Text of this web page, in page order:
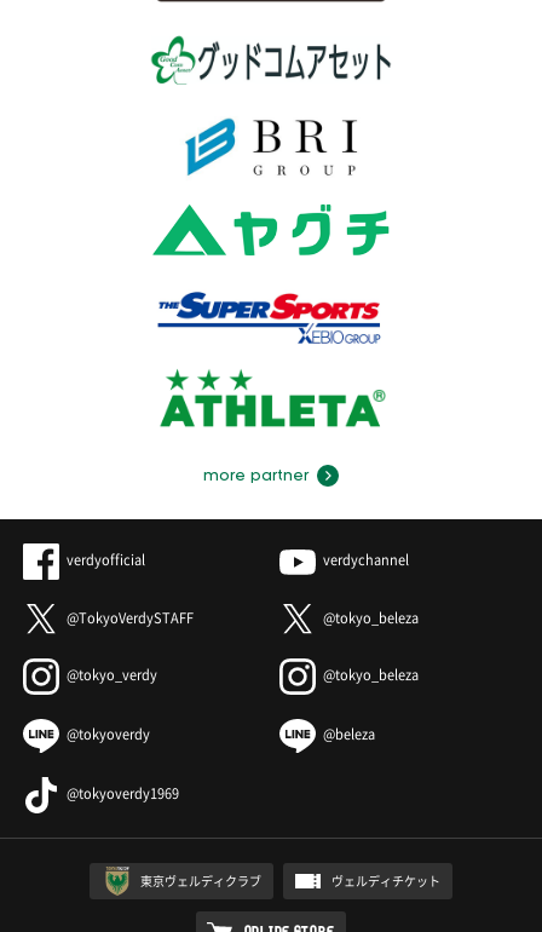
more partner
verdyofficial verdychannel
@TokyoVerdySTAFF @tokyo_beleza
@tokyo_verdy @tokyo_beleza
@tokyoverdy @beleza
@tokyoverdy1969
東京ヴェルディクラブ ヴェルディチケット